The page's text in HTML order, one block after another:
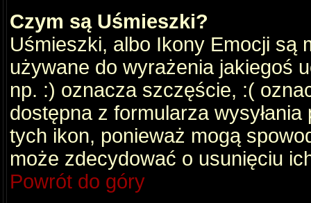
Czym są Uśmieszki?
Uśmieszki, albo Ikony Emocji są
używane do wyrażenia jakiegoś
np. :) oznacza szczęście, :(
dostępna z formularza
tych ikon, ponieważ mogą
może zdecydować o usunięciu
Powrót do góry